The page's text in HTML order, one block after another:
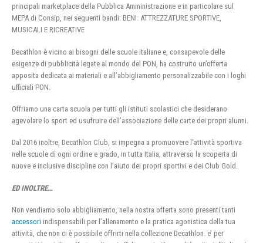
principali marketplace della Pubblica Amministrazione e in particolare sul
MEPA di Consip, nei seguenti bandi: BENI: ATTREZZATURE SPORTIVE,
MUSICALI E RICREATIVE
Decathlon è vicino ai bisogni delle scuole italiane e, consapevole delle
esigenze di pubblicità legate al mondo del PON, ha costruito un’offerta
apposita dedicata ai materiali e all’abbigliamento personalizzabile con i loghi
ufficiali PON.
Offriamo una carta scuola per tutti gli istituti scolastici che desiderano
agevolare lo sport ed usufruire dell’associazione delle carte dei propri alunni.
Dal 2016 inoltre, Decathlon Club, si impegna a promuovere l’attività sportiva
nelle scuole di ogni ordine e grado, in tutta Italia, attraverso la scoperta di
nuove e inclusive discipline con l’aiuto dei propri sportivi e dei Club Gold.
ED INOLTRE…
Non vendiamo solo abbigliamento, nella nostra offerta sono presenti tanti
accessori indispensabili per l’allenamento e la pratica agonistica della tua
attività, che non ci è possibile offrirti nella collezione Decathlon. e’ per